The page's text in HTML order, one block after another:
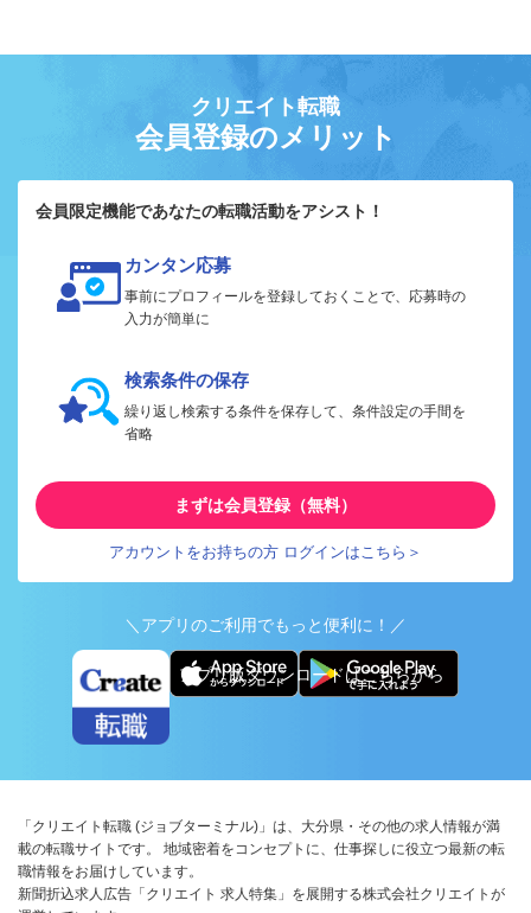
クリエイト転職
会員登録のメリット
会員限定機能であなたの転職活動をアシスト！
カンタン応募
事前にプロフィールを登録しておくことで、応募時の
入力が簡単に
検索条件の保存
繰り返し検索する条件を保存して、条件設定の手間を
省略
まずは会員登録（無料）
アカウントをお持ちの方 ログインはこちら＞
＼アプリのご利用でもっと便利に！／
アプリ版ダウンロードはこちらから
「クリエイト転職 (ジョブターミナル)」は、大分県・その他の求人情報が満
載の転職サイトです。 地域密着をコンセプトに、仕事探しに役立つ最新の転
職情報をお届けしています。
新聞折込求人広告「クリエイト 求人特集」を展開する株式会社クリエイトが